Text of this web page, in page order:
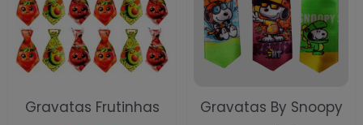
Gravatas Frutinhas Gravatas By Snoopy